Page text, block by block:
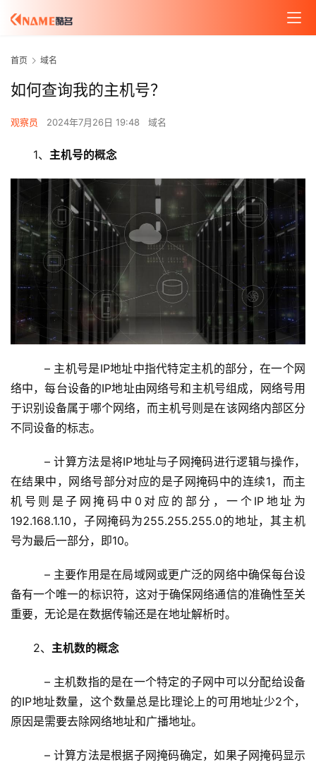
首页 域名
如何查询我的主机号？
观察员 2024年7月26日 19:48 域名
1、 主机号的概念
络中，每台设备的IP地址由网络号和主机号组成，网络号用
于识别设备属于哪个网络，而主机号则是在该网络内部区分
不同设备的标志。
在结果中，网络号部分对应的是子网掩码中的连续1，而主
机号则是子网掩码中0对应的部分，一个IP地址为
192.168.1.10，子网掩码为255.255.255.0的地址，其主机
号为最后一部分，即10。
备有一个唯一的标识符，这对于确保网络通信的准确性至关
重要，无论是在数据传输还是在地址解析时。
2、 主机数的概念
的IP地址数量，这个数量总是比理论上的可用地址少2个，
原因是需要去除网络地址和广播地址。